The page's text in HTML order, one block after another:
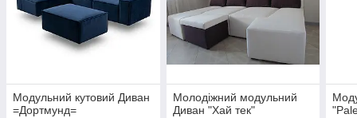
Модульний кутовий Диван
=Дортмунд=
Молодіжний модульний
Диван "Хай тек"